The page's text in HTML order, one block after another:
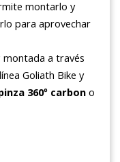
montarlo y
para aprovechar
montada a través
Goliath Bike y
360º carbon o